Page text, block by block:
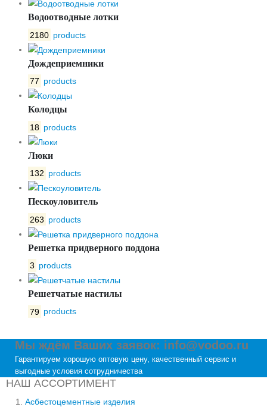
Водоотводные лотки
2180 products
Дождеприемники
77 products
Колодцы
18 products
Люки
132 products
Пескоуловитель
263 products
Решетка придверного поддона
3 products
Решетчатые настилы
79 products
Мы ждём Ваших заявок: info@vodoo.ru
Гарантируем хорошую оптовую цену, качественный сервис и
выгодные условия сотрудничества
НАШ АССОРТИМЕНТ
Асбестоцементные изделия